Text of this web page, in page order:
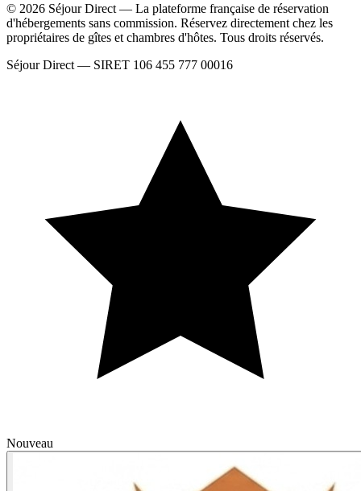
© 2026 Séjour Direct — La plateforme française de réservation
d'hébergements sans commission. Réservez directement chez les
propriétaires de gîtes et chambres d'hôtes. Tous droits réservés.
Séjour Direct — SIRET 106 455 777 00016
Nouveau